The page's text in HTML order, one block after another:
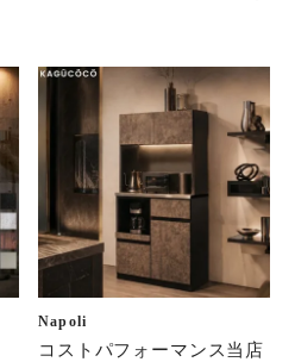
Napoli
コストパフォーマンス当店